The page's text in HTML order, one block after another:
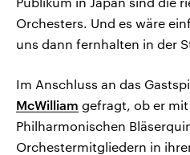
Orchesters. Und es wäre
uns dann fernhalten in der
Im Anschluss an das
McWilliam gefragt, ob er mit
Philharmonischen
Orchestermitgliedern in